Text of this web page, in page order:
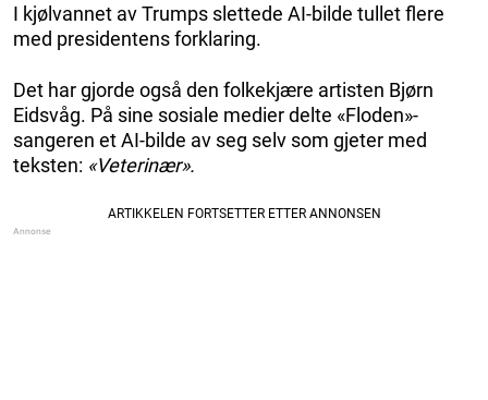
I kjølvannet av Trumps slettede AI-bilde tullet flere
med presidentens forklaring.
Det har gjorde også den folkekjære artisten Bjørn
Eidsvåg. På sine sosiale medier delte «Floden»-
sangeren et AI-bilde av seg selv som gjeter med
teksten: «Veterinær».